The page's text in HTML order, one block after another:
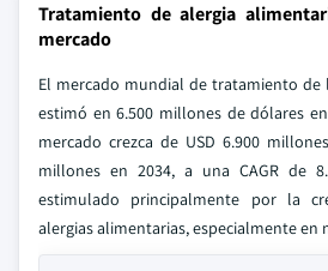
Tratamiento de alergia
mercado
El mercado mundial de tratamiento de
estimó en 6.500 millones de dólares
mercado crezca de USD 6.900
millones en 2034, a una CAGR de
estimulado principalmente por la
alergias alimentarias, especialmente en